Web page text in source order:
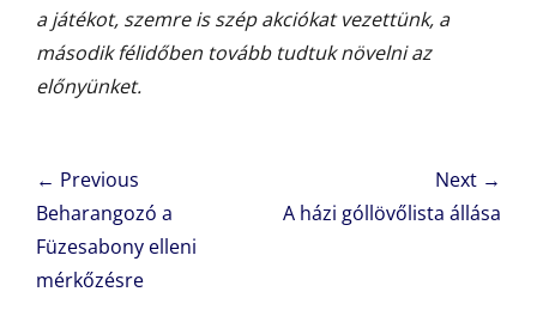
a játékot, szemre is szép akciókat vezettünk, a
második félidőben tovább tudtuk növelni az
előnyünket.
Bejegyzés
navigáció
← Previous
Previous
post:
Beharangozó a
Füzesabony elleni
mérkőzésre
Next →
Next
A házi góllövőlista állása